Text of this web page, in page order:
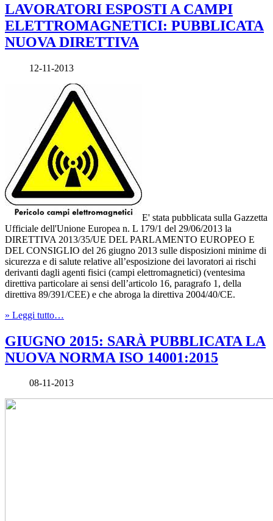
LAVORATORI ESPOSTI A CAMPI
ELETTROMAGNETICI: PUBBLICATA
NUOVA DIRETTIVA
12-11-2013
E' stata pubblicata sulla Gazzetta
Ufficiale dell'Unione Europea n. L 179/1 del 29/06/2013 la
DIRETTIVA 2013/35/UE DEL PARLAMENTO EUROPEO E
DEL CONSIGLIO del 26 giugno 2013 sulle disposizioni minime di
sicurezza e di salute relative all’esposizione dei lavoratori ai rischi
derivanti dagli agenti fisici (campi elettromagnetici) (ventesima
direttiva particolare ai sensi dell’articolo 16, paragrafo 1, della
direttiva 89/391/CEE) e che abroga la direttiva 2004/40/CE.
» Leggi tutto…
GIUGNO 2015: SARÀ PUBBLICATA LA
NUOVA NORMA ISO 14001:2015
08-11-2013